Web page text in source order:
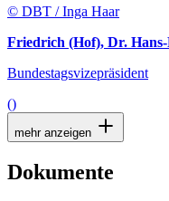
© DBT / Inga Haar
Friedrich (Hof), Dr. Hans-
Bundestagsvizepräsident
()
mehr anzeigen
Dokumente